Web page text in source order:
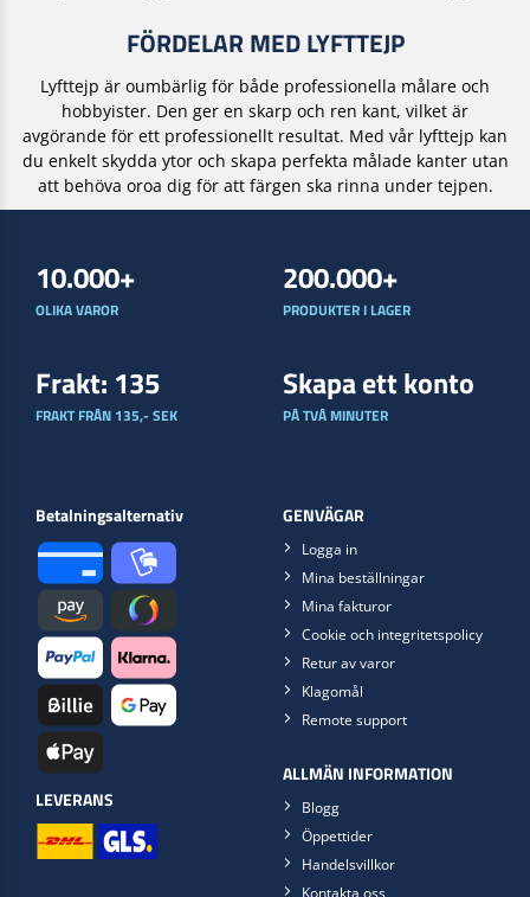
FÖRDELAR MED LYFTTEJP
Lyfttejp är oumbärlig för både professionella målare och
hobbyister. Den ger en skarp och ren kant, vilket är
avgörande för ett professionellt resultat. Med vår lyfttejp kan
du enkelt skydda ytor och skapa perfekta målade kanter utan
att behöva oroa dig för att färgen ska rinna under tejpen.
10.000+
OLIKA VAROR
200.000+
PRODUKTER I LAGER
Frakt: 135
FRAKT FRÅN 135,- SEK
Skapa ett konto
PÅ TVÅ MINUTER
Betalningsalternativ
LEVERANS
GENVÄGAR
Logga in
Mina beställningar
Mina fakturor
Cookie och integritetspolicy
Retur av varor
Klagomål
Remote support
ALLMÄN INFORMATION
Blogg
Öppettider
Handelsvillkor
Kontakta oss